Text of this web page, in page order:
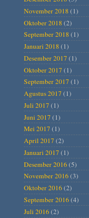
November 2018 (1)
Oktober 2018 (2)
September 2018 (1)
Januari 2018 (1)
Desember 2017 (1)
Oktober 2017 (1)
September 2017 (1)
Agustus 2017 (1)
Juli 2017 (1)
Juni 2017 (1)
Mei 2017 (1)
April 2017 (2)
Januari 2017 (1)
Desember 2016(5)
November 2016(3)
Oktober 2016(2)
September 2016(4)
Juli 2016(2)